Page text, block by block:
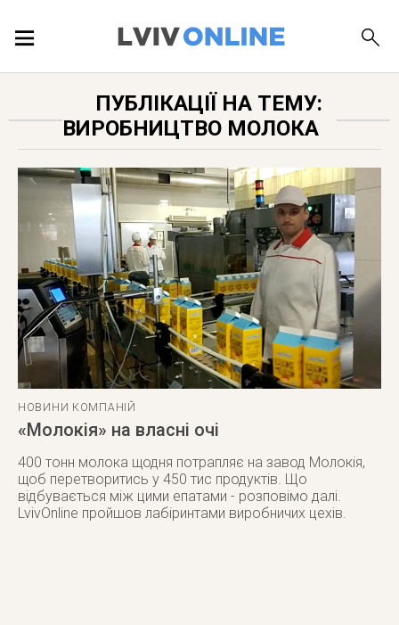
ЛОКАЦІЇ
ПУБЛІКАЦІЇ
ДОВІДКА
ПУБЛІКАЦІЇ НА ТЕМУ:
ВИРОБНИЦТВО МОЛОКА
НОВИНИ КОМПАНІЙ
«Молокія» на власні очі
400 тонн молока щодня потрапляє на завод Молокія,
щоб перетворитись у 450 тис продуктів. Що
відбувається між цими епатами - розповімо далі.
LvivOnline пройшов лабіринтами виробничих цехів.